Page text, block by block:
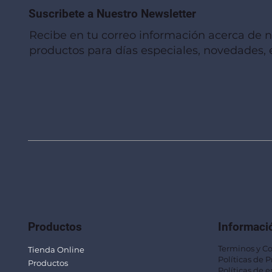
Suscribete a Nuestro Newsletter
Recibe en tu correo información acerca de
productos para días especiales, novedades,
Productos
Tienda Online
Productos
Terminos y
Políticas de